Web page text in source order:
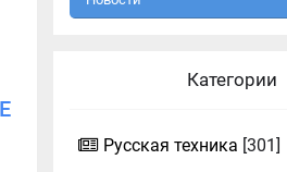
Категории
Русская техника [301]